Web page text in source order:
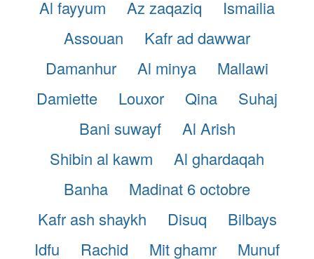
Al fayyum
Az zaqaziq
Ismailia
Assouan
Kafr ad dawwar
Damanhur
Al minya
Mallawi
Damiette
Louxor Qina
Suhaj
Bani suwayf
Al Arish
Shibin al kawm
Al ghardaqah
Banha
Madinat 6 octobre
Kafr ash shaykh
Disuq
Bilbays
Idfu
Rachid Mit ghamr
Munuf